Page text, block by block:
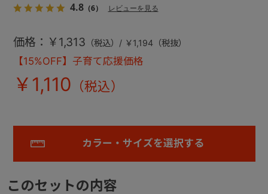
4.8（6） レビューを見る
【15%OFF】子育て応援価格
￥1,110
価格：￥1,313 （税込）/ ￥1,194（税抜）
カラー・サイズを選択する
このセットの内容